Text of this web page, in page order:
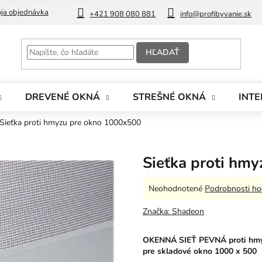
+421 908 080 881 info@profibyvanie.sk
objednávka Blog
HĽADAŤ
DREVENÉ OKNÁ STREŠNÉ OKNÁ
Sieťka proti hmyzu pre okno 1000x500
Sieťka proti
OKENNÁ SIEŤ PEVNÁ proti
pre skladové okno 1000 x 500
Priemerné
produktu
z
5
Neohodnotené Podrobnosti
Značka: Shadeon